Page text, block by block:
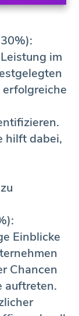
im
hilft dabei,
Einblicke
Chancen
auftreten.